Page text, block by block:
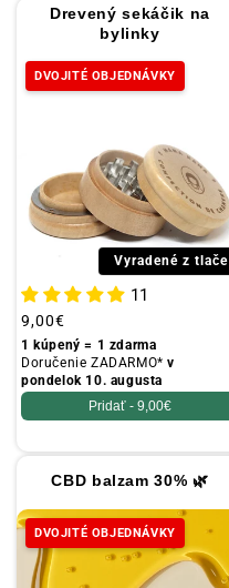
Drevený sekáčik na
bylinky
DVOJITÉ OBJEDNÁVKY
Vyradené z tlače
11
Obvyklá
cena
9,00€
1 kúpený = 1 zdarma
Doručenie ZADARMO*v
pondelok 10. augusta
Pridať - 9,00€
CBD balzam 30% 🌿
DVOJITÉ OBJEDNÁVKY